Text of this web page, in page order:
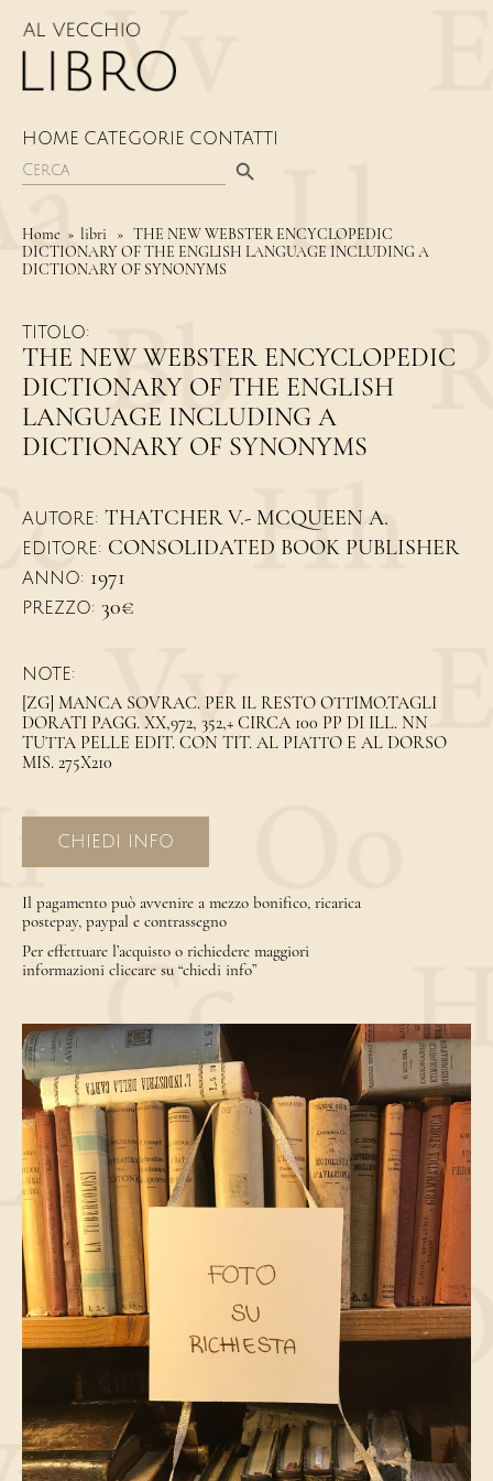
HOME CATEGORIE CONTATTI
Search
for:
Home » libri » THE NEW WEBSTER ENCYCLOPEDIC
DICTIONARY OF THE ENGLISH LANGUAGE INCLUDING A
DICTIONARY OF SYNONYMS
TITOLO:
THE NEW WEBSTER ENCYCLOPEDIC
DICTIONARY OF THE ENGLISH
LANGUAGE INCLUDING A
DICTIONARY OF SYNONYMS
AUTORE: THATCHER V.- MCQUEEN A.
EDITORE: CONSOLIDATED BOOK PUBLISHER
ANNO: 1971
PREZZO: 30€
NOTE:
[ZG] MANCA SOVRAC. PER IL RESTO OTTIMO.TAGLI
DORATI PAGG. XX,972, 352,+ CIRCA 100 PP DI ILL. NN
TUTTA PELLE EDIT. CON TIT. AL PIATTO E AL DORSO
MIS. 275X210
CHIEDI INFO
Il pagamento può avvenire a mezzo bonifico, ricarica
postepay, paypal e contrassegno
Per effettuare l’acquisto o richiedere maggiori
informazioni cliccare su “chiedi info”